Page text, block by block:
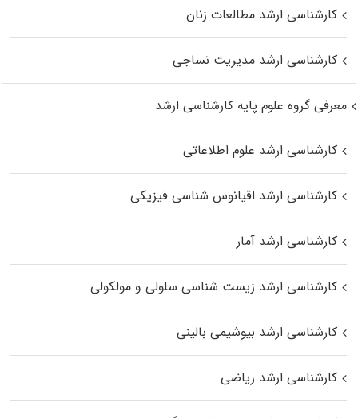
کارشناسی ارشد مطالعات زنان
کارشناسی ارشد مدیریت نساجی
معرفی گروه علوم پایه کارشناسی ارشد
کارشناسی ارشد علوم اطلاعاتی
کارشناسی ارشد اقیانوس‌ شناسی فیزیکی
کارشناسی ارشد آمار
کارشناسی ارشد زیست شناسی سلولی و مولکولی
کارشناسی ارشد بیوشیمی بالینی
کارشناسی ارشد ریاضی